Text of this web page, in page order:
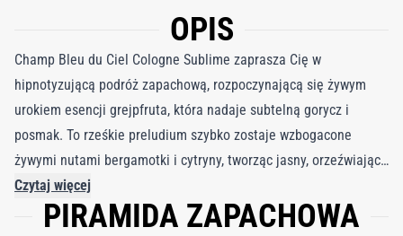
OPIS
Champ Bleu du Ciel Cologne Sublime zaprasza Cię w
hipnotyzującą podróż zapachową, rozpoczynającą się żywym
urokiem esencji grejpfruta, która nadaje subtelną gorycz i
posmak. To rześkie preludium szybko zostaje wzbogacone
żywymi nutami bergamotki i cytryny, tworząc jasny, orzeźwiający
wybuch cytrusów. Dodatek ekstraktu CO2 z różowego pieprzu
dodaje ciepłego, pikantnego akcentu, intensyfikując świeżość
Czytaj więcej
PIRAMIDA ZAPACHOWA